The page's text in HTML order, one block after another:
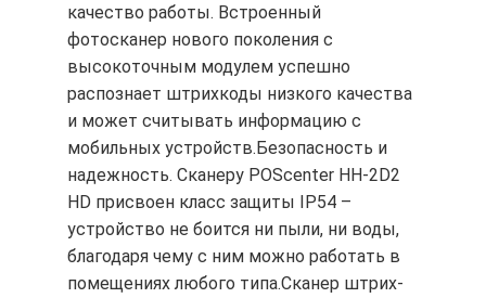
качество работы. Встроенный
фотосканер нового поколения с
высокоточным модулем успешно
распознает штрихкоды низкого качества
и может считывать информацию с
мобильных устройств.Безопасность и
надежность. Сканеру POScenter HH-2D2
HD присвоен класс защиты IP54 –
устройство не боится ни пыли, ни воды,
благодаря чему с ним можно работать в
помещениях любого типа.Сканер штрих-